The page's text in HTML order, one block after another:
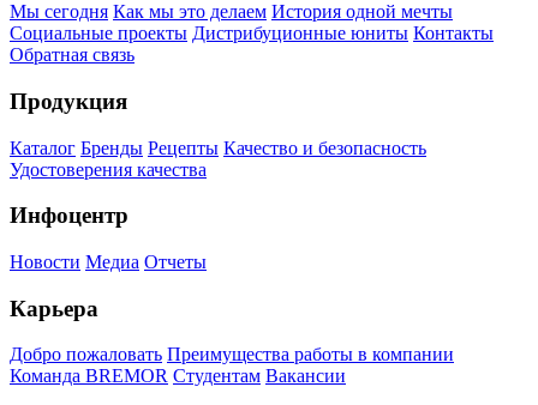
Мы сегодня Как мы это делаем История одной мечты
Социальные проекты Дистрибуционные юниты Контакты
Обратная связь
Продукция
Каталог Бренды Рецепты Качество и безопасность
Удостоверения качества
Инфоцентр
Новости Медиа Отчеты
Карьера
Добро пожаловать Преимущества работы в компании
Команда BREMOR Студентам Вакансии